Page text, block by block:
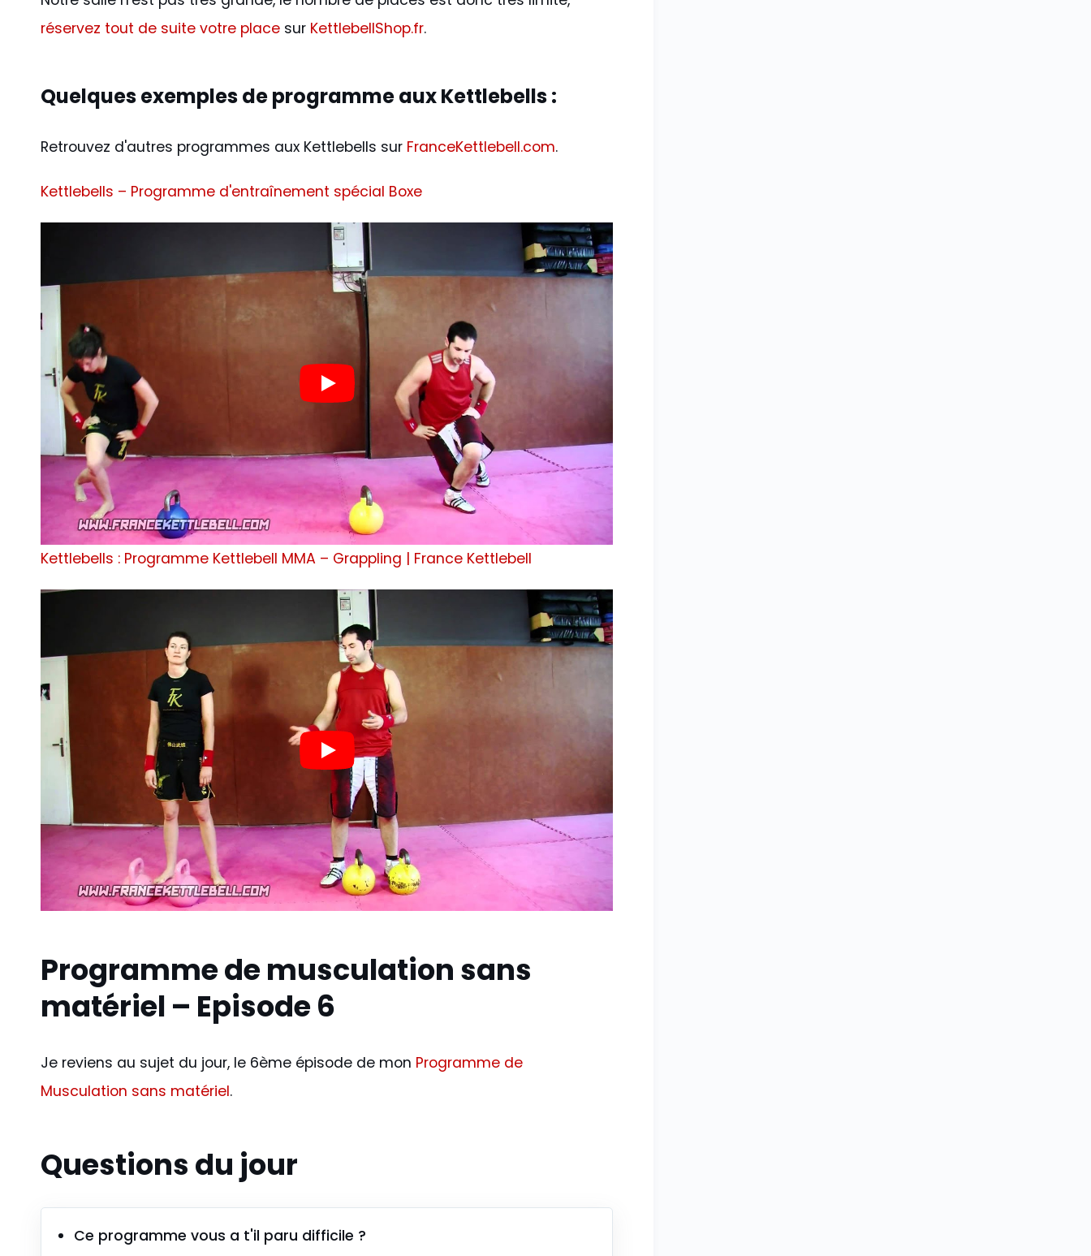
réservez tout de suite votre place sur KettlebellShop.fr.
Quelques exemples de programme aux Kettlebells :
Retrouvez d'autres programmes aux Kettlebells sur FranceKettlebell.com.
Kettlebells – Programme d'entraînement spécial Boxe
Kettlebells : Programme Kettlebell MMA – Grappling | France Kettlebell
Programme de musculation sans
matériel – Episode 6
Je reviens au sujet du jour, le 6ème épisode de mon Programme de
Musculation sans matériel.
Questions du jour
Ce programme vous a t'il paru difficile ?